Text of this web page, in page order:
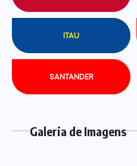
ITAU
SANTANDER
Galeria de Imagens